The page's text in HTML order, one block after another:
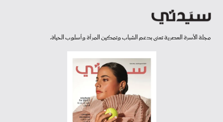
مجلة الأسرة العصرية تعنى بدعم الشباب وتمكين المرأة وأسلوب الحياة.